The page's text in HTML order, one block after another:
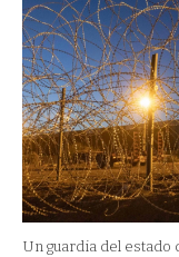
Un guardia del estado